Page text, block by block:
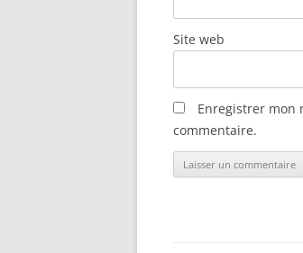
Site web
Enregistrer mon
commentaire.